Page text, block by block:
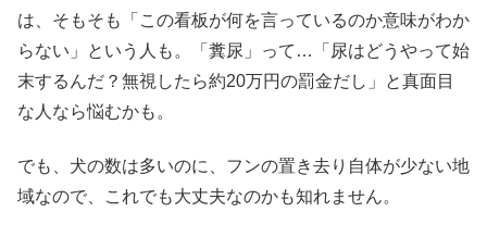
は、そもそも「この看板が何を言っているのか意味がわか
らない」という人も。「糞尿」って…「尿はどうやって始
末するんだ？無視したら約20万円の罰金だし」と真面目
な人なら悩むかも。
でも、犬の数は多いのに、フンの置き去り自体が少ない地
域なので、これでも大丈夫なのかも知れません。